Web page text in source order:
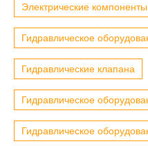
Электрические
Гидравлическое
Гидравлические клапана
Гидравлическое
Гидравлическое